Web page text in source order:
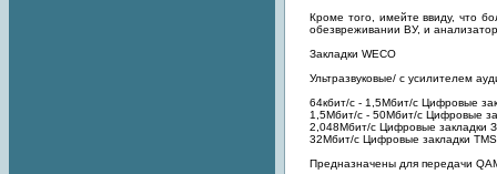
Кроме того, имейте ввиду, что
обезвреживании ВУ, и
Закладки WECO
Ультразвуковые/ с усилителем
64кбит/с - 1,5Мбит/с Цифровые
1,5Мбит/с - 50Мбит/с Цифровые
2,048Мбит/с Цифровые закладки
32Мбит/с Цифровые закладки
Предназначены для передачи